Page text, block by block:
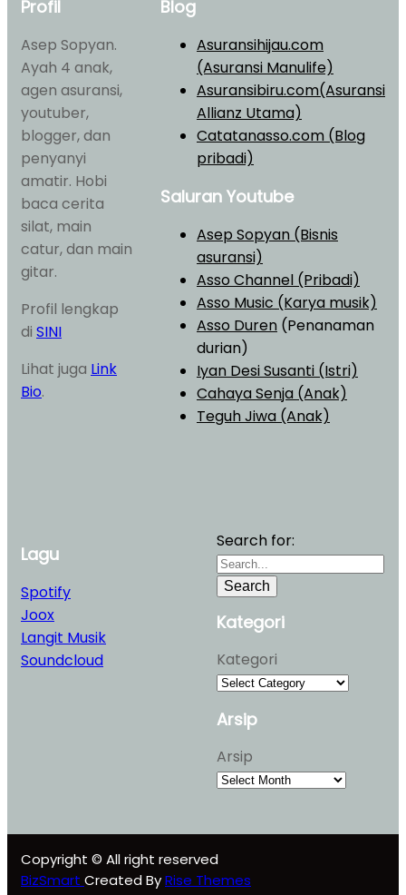
Profil
Asep Sopyan.
Ayah 4 anak,
agen asuransi,
youtuber,
blogger, dan
penyanyi
amatir. Hobi
baca cerita
silat, main
catur, dan main
gitar.
Profil lengkap
di SINI
Lihat juga Link
Bio.
Blog
Asuransihijau.com
(Asuransi Manulife)
Asuransibiru.com(Asuransi
Allianz Utama)
Catatanasso.com (Blog
pribadi)
Saluran Youtube
Asep Sopyan (Bisnis
asuransi)
Asso Channel (Pribadi)
Asso Music (Karya musik)
Asso Duren (Penanaman
durian)
Iyan Desi Susanti (Istri)
Cahaya Senja (Anak)
Teguh Jiwa (Anak)
Lagu
Spotify
Joox
Langit Musik
Soundcloud
Search for:
Search
Kategori
Kategori
Arsip
Arsip
Copyright © All right reserved
BizSmart Created ByRise Themes